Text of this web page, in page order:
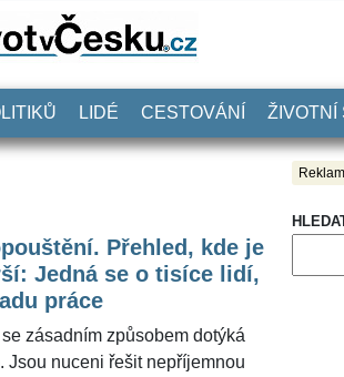
LIDÉ CESTOVÁNÍ ŽIVOTNÍ
Přehled, kde je
Jedná se o tisíce lidí,
práce
zásadním způsobem dotýká
Jsou nuceni řešit nepříjemnou